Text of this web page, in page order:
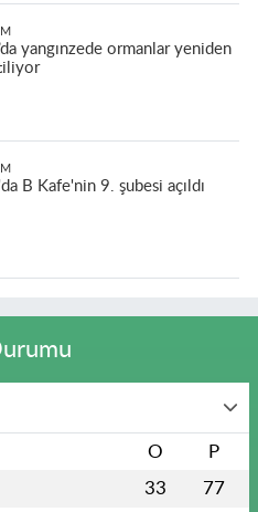
yangınzede ormanlar yeniden
B Kafe'nin 9. şubesi açıldı
O P
33 77